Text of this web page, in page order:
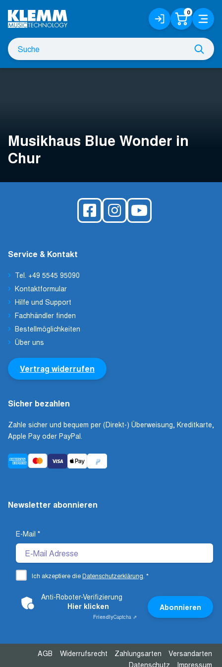
Hauptinhalt
Suche
nach
Anmelden
/
Registrieren
0 Menü
Musikhaus Blue Wonder in
Chur
Service & Kontakt
Tel. +49 5545 95090
Kontaktformular
Hilfe und Support
Fachhändler finden
Bestellmöglichkeiten
Über uns
Vertrag widerrufen
Sicher bezahlen
Zahle sicher und bequem per (Direkt-) Überweisung, Kreditkarte,
Apple Pay oder PayPal.
Newsletter abonnieren
E-Mail *
Ich akzeptiere dieDatenschutzerklärung *
Anti-Roboter-Verifizierung
Hier klicken
FriendlyCaptcha ⇗
Abonnieren
AGB Widerrufsrecht Zahlungsarten
Versandarten
Datenschutz
Impressum